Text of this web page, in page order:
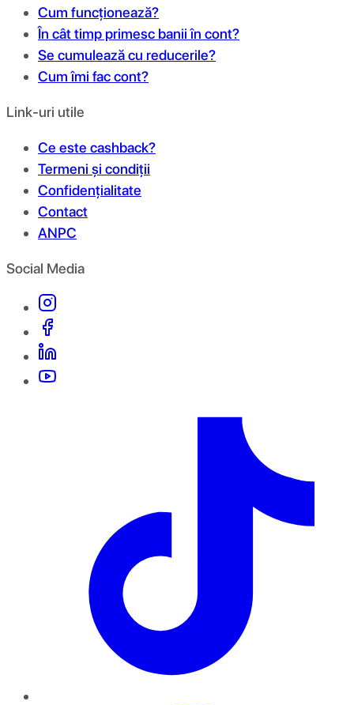
Cum funcționează?
În cât timp primesc banii în cont?
Se cumulează cu reducerile?
Cum îmi fac cont?
Link-uri utile
Ce este cashback?
Termeni și condiții
Confidențialitate
Contact
ANPC
Social Media